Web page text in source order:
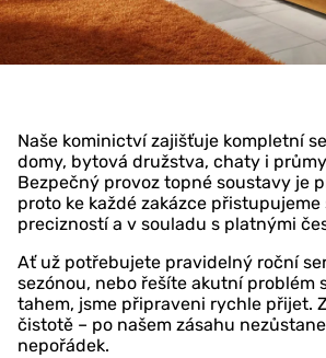
Naše kominictví zajišťuje kompletní
domy, bytová družstva, chaty i
Bezpečný provoz topné soustavy je
proto ke každé zakázce
precizností a v souladu s platnými
Ať už potřebujete pravidelný roční
sezónou, nebo řešíte akutní problém
tahem, jsme připraveni rychle přijet.
čistotě – po našem zásahu
nepořádek.